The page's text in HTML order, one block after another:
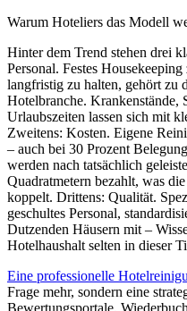
Warum Hoteliers das Modell
Hinter dem Trend stehen drei
Personal. Festes
langfristig zu halten, gehört zu
Hotelbranche. Krankenstände,
Urlaubszeiten lassen sich mit
Zweitens: Kosten. Eigene
– auch bei 30 Prozent
werden nach tatsächlich
Quadratmetern bezahlt, was
koppelt. Drittens: Qualität.
geschultes Personal,
Dutzenden Häusern mit –
Hotelhaushalt selten in dieser
Eine professionelle
Frage mehr, sondern eine
Bewertungsportale,